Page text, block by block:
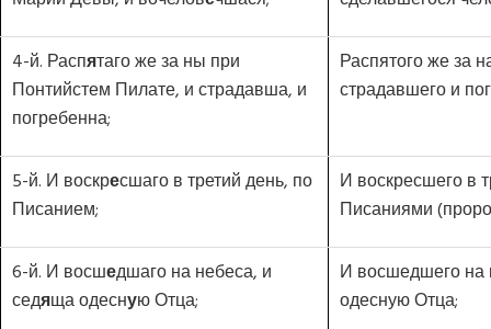
4-й. Распятаго же за ны при
Понтийстем Пилате, и страдавша, и
погребенна;
Распятого же за
страдавшего и
5-й. И воскресшаго в третий день, по
Писанием;
И воскресшего в
Писаниями
6-й. И восшедшаго на небеса, и
седяща одесную Отца;
И восшедшего на
одесную Отца;